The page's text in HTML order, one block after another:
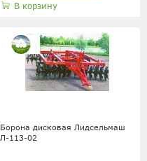
В корзину
Борона дисковая Лидсельмаш
Л-113-02